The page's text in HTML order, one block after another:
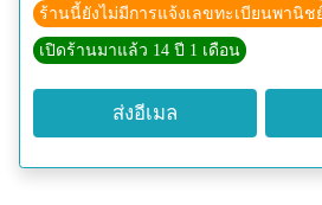
ร้านนี้ยังไม่มีการแจ้งเลขทะเบียนพานิช
เปิดร้านมาแล้ว 14 ปี 1 เดือน
ส่งอีเมล